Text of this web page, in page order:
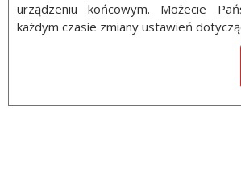
urządzeniu końcowym. Możecie
każdym czasie zmiany ustawień